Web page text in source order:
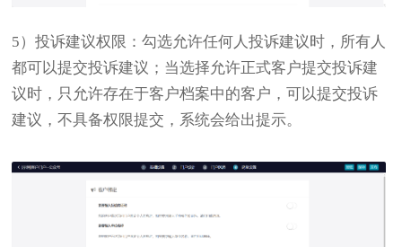
5）投诉建议权限：勾选允许任何人投诉建议时，所有人
都可以提交投诉建议；当选择允许正式客户提交投诉建
议时，只允许存在于客户档案中的客户，可以提交投诉
建议，不具备权限提交，系统会给出提示。